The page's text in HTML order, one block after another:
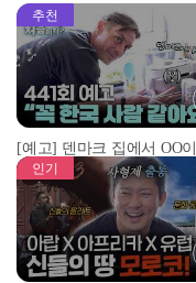
추천
인기